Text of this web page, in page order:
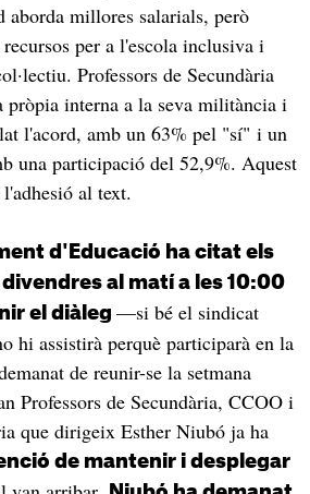
aborda millores salarials, però
per a l'escola inclusiva i
Professors de Secundària
pròpia interna a la seva militància i
l'acord, amb un 63% pel "sí" i un
una participació del 52,9%. Aquest
al text.
d'Educació ha citat els
al matí a les 10:00
el diàleg —si bé el sindicat
hi assistirà perquè participarà en la
de reunir-se la setmana
Professors de Secundària, CCOO i
que dirigeix Esther Niubó ja ha
de mantenir i desplegar